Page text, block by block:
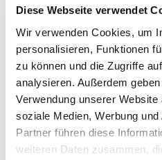
Diese Webseite verwendet
Wir verwenden Cookies, um
personalisieren, Funktionen
zu können und die Zugriffe
analysieren. Außerdem
Verwendung unserer
soziale Medien, Werbung
Partner führen diese
weiteren Daten zusammen,
Domus Pendelleuchte - IRIS
229,00 € *
Zum Produkt